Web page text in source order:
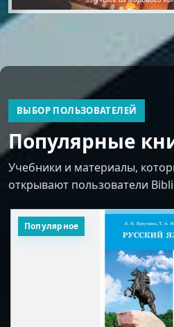
ВЫБОР ПОЛЬЗОВАТЕЛЕЙ
Популярные
Учебники и материалы,
открывают пользователи
Популярное